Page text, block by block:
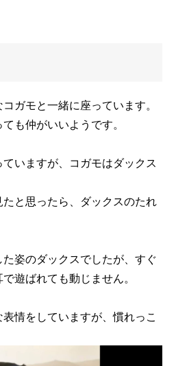
ガモと一緒に座っています。
も仲がいいようです。
いますが、コガモはダックス
と思ったら、ダックスのたれ
姿のダックスでしたが、すぐ
遊ばれても動じません。
表情をしていますが、慣れっこ